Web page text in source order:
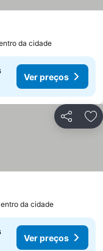
da cidade
Ver preços
Partilhar
da cidade
Ver preços